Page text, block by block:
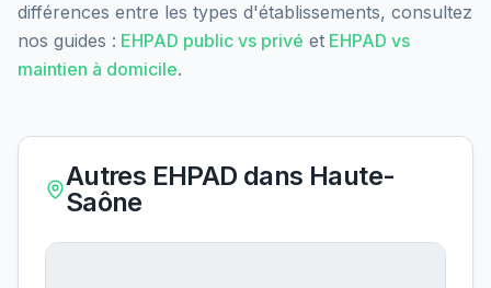
différences entre les types d'établissements, consultez
nos guides : EHPAD public vs privé et EHPAD vs
maintien à domicile.
Autres EHPAD dans Haute-
Saône